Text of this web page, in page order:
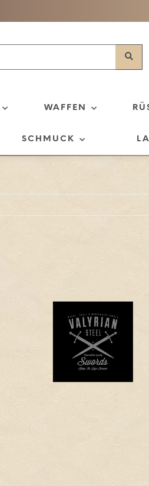
WAFFEN
SCHMUCK